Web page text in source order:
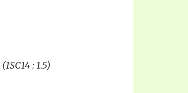
(1SC14 : 1.5)